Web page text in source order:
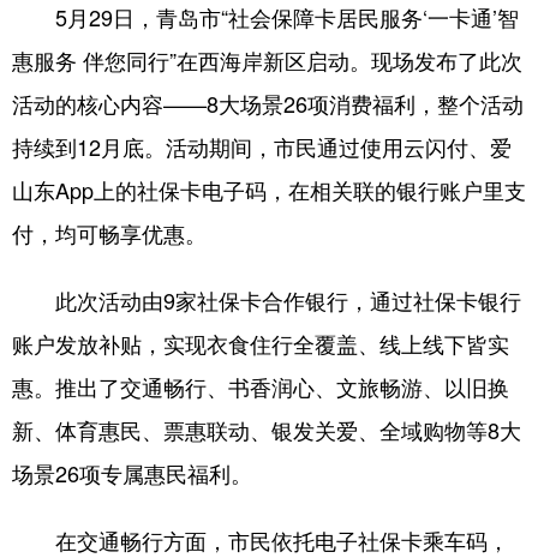
科技 科普 体育 文化
健康 军事 访谈 视频
人居 信息化 乡村振兴
溯源中国
书画
亚太网 上市公司 投教基地
地方频道
5月29日，青岛市“社会保障卡居民服务‘一卡通’智
惠服务 伴您同行”在西海岸新区启动。现场发布了此次
活动的核心内容——8大场景26项消费福利，整个活动
持续到12月底。活动期间，市民通过使用云闪付、爱
山东App上的社保卡电子码，在相关联的银行账户里支
付，均可畅享优惠。
此次活动由9家社保卡合作银行，通过社保卡银行
账户发放补贴，实现衣食住行全覆盖、线上线下皆实
惠。推出了交通畅行、书香润心、文旅畅游、以旧换
新、体育惠民、票惠联动、银发关爱、全域购物等8大
场景26项专属惠民福利。
在交通畅行方面，市民依托电子社保卡乘车码，